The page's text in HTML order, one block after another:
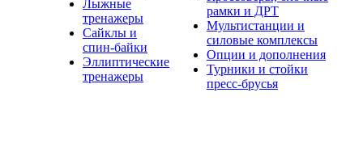
Лыжные
тренажеры
Сайклы и
спин-байки
Эллиптические
тренажеры
рамки и ДРТ
Мультистанции и
силовые комплексы
Опции и дополнения
Турники и стойки
пресс-брусья